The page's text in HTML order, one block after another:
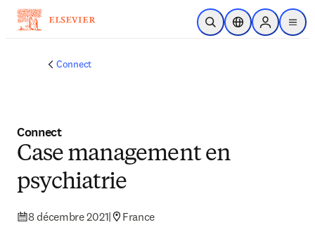
Passer au contenu principal
Ouvrir la recherche
Sélecteur de
Sign in to
menu
Connect
Connect
Case management en
psychiatrie
8 décembre 2021| France